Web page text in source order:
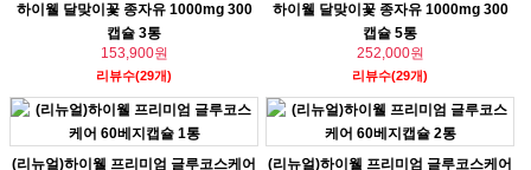
하이웰 달맞이꽃 종자유 1000mg 300
캡슐 3통
153,900원
리뷰수(29개)
하이웰 달맞이꽃 종자유 1000mg 300
캡슐 5통
252,000원
리뷰수(29개)
(리뉴얼)하이웰 프리미엄 글루코스케어
(리뉴얼)하이웰 프리미엄 글루코스케어